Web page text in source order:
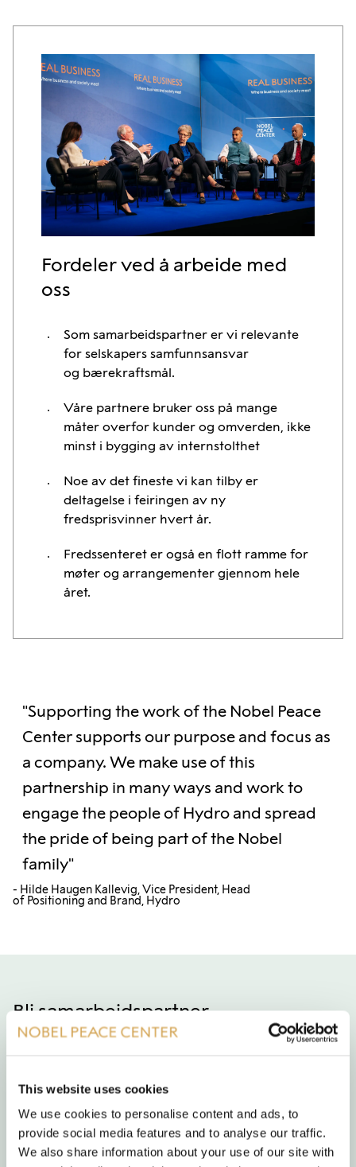
This website uses cookies
We use cookies to personalise content and ads, to
provide social media features and to analyse our traffic.
We also share information about your use of our site with
Fordeler ved å arbeide med
oss
Som samarbeidspartner er vi relevante
for selskapers samfunnsansvar
og bærekraftsmål.
Våre partnere bruker oss på mange
måter overfor kunder og omverden, ikke
minst i bygging av internstolthet
Noe av det fineste vi kan tilby er
deltagelse i feiringen av ny
fredsprisvinner hvert år.
Fredssenteret er også en flott ramme for
møter og arrangementer gjennom hele
året.​
"Supporting the work of the Nobel Peace
Center supports our purpose and focus as
a company. We make use of this
partnership in many ways and work to
engage the people of Hydro and spread
the pride of being part of the Nobel
family"
- Hilde Haugen Kallevig, Vice President, Head
of Positioning and Brand, Hydro
Bli samarbeidspartner
for hver enkelt partner.
Lyst til å høre mer? Kontakt Hege Østmo for en